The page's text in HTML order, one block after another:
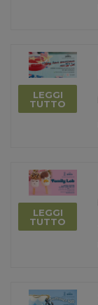
LEGGI
TUTTO
LEGGI
TUTTO